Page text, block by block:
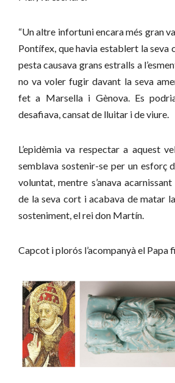
“Un altre infortuni encara més gran
Pontífex, que havia establert la seva
pesta causava grans estralls a
no va voler fugir davant la seva
fet a Marsella i Gènova. Es
desafiava, cansat de lluitar i de viure.
L’epidèmia va respectar a aquest
semblava sostenir-se per un esforç
voluntat, mentre s’anava
de la seva cort i acabava de matar
sosteniment, el rei don Martín.
Capcot i plorós l’acompanyà el Papa